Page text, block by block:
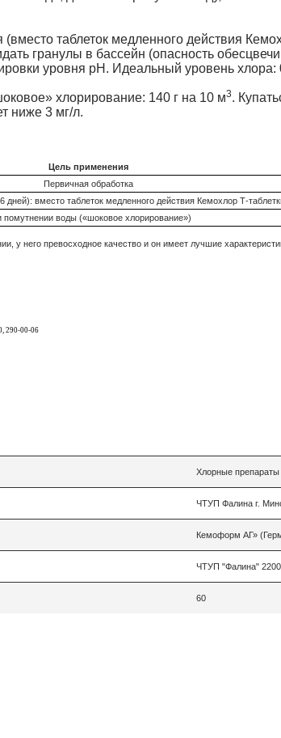
таблеток медленного действия
гранулы в бассейн (опасность
уровня рН. Идеальный уровень хлора:
хлорирование: 140 г на 10 м3.
ниже 3 мг/л.
Цель применения
Первичная обработка
дней): вместо таблеток медленного действия Кемохлор Т-
помутнении воды («шоковое хлорирование»)
у него превосходное качество и он имеет лучшие
290-00-06
Хлорные препараты
ЧТУП Фалина г.
Кемоформ АГ»
ЧТУП "Фалина"
60